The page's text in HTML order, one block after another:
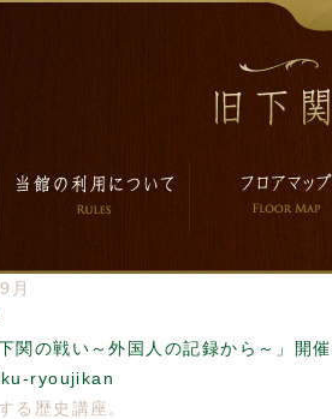
月
関の戦い～外国人の記録から～」開
ryoujikan
る歴史講座。